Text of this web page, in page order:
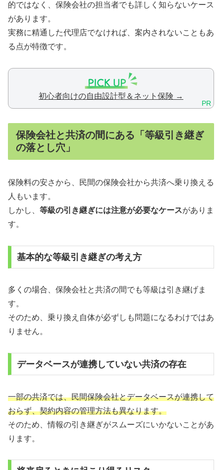
的ではなく、保険会社の担当者でも詳しく知らないケース
があります。
実務に精通した代理店でなければ、案内されないこともあ
る点が特徴です。
初心者向けの自由設計型＆ネット保険 →
PR
保険会社と共済の間にある「等級引き継ぎ
の落とし穴」
保険料の安さから、民間の保険会社から共済へ乗り換える
人もいます。
しかし、 等級の引き継ぎには注意が必要なケースがありま
す。
基本的な等級引き継ぎの考え方
多くの場合、保険会社と共済の間でも等級は引き継げま
す。
そのため、乗り換え自体が必ずしも問題になるわけではあ
りません。
データベースが連携していない共済の存在
一部の共済では、民間保険会社とデータベースが連携して
おらず、契約内容の管理方法も異なります。
そのため、情報の引き継ぎがスムーズにいかないことがあ
ります。